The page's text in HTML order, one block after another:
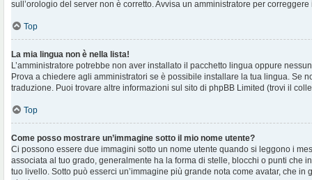
sull’orologio del server non è corretto. Avvisa un amministratore per
Top
La mia lingua non è nella lista!
L’amministratore potrebbe non aver installato il pacchetto lingua oppure
Prova a chiedere agli amministratori se è possibile installare la tua lingua. Se
traduzione. Puoi trovare altre informazioni sul sito di phpBB Limited (trovi il
Top
Come posso mostrare un’immagine sotto il mio nome utente?
Ci possono essere due immagini sotto un nome utente quando si leggono i
associata al tuo grado, generalmente ha la forma di stelle, blocchi o punti che
tuo livello. Sotto può esserci un’immagine più grande nota come avatar, che in